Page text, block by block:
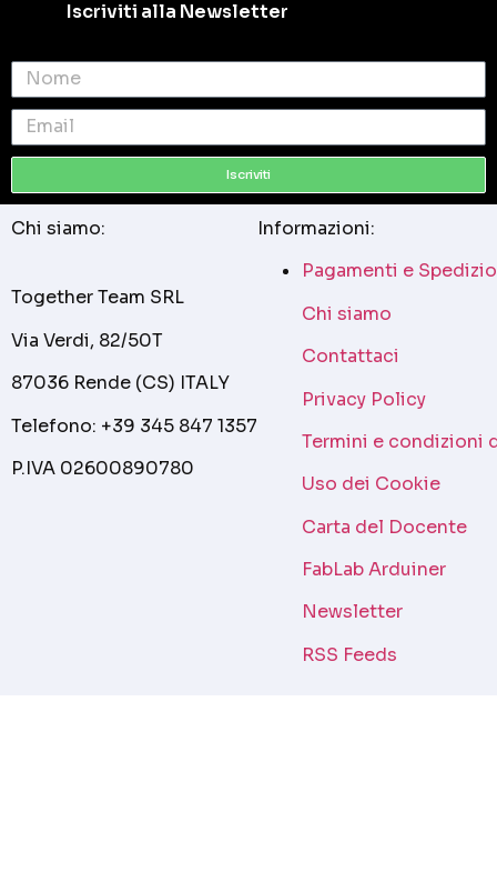
Iscriviti alla Newsletter
Iscriviti
Chi siamo:
Together Team SRL
Via Verdi, 82/50T
87036 Rende (CS) ITALY
Telefono: +39 345 847 1357
P.IVA 02600890780
Informazioni:
Pagamenti e
Chi siamo
Contattaci
Privacy Policy
Termini e condizioni
Uso dei Cookie
Carta del Docente
FabLab Arduiner
Newsletter
RSS Feeds